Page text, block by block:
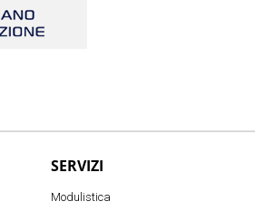
SERVIZI
Modulistica